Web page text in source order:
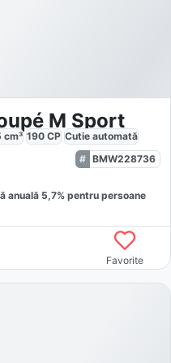
M Sport
cm³ 190 CP Cutie automată
BMW228736
anuală 5,7% pentru persoane
Favorite